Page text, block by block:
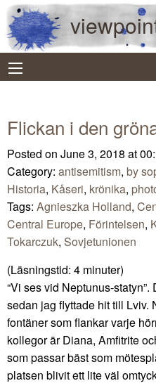
Flickan i den
Posted on June 3, 2018 at
Category: antisemitism, by
Historia, Kåseri, krönika,
Tags: Agnieszka Holland,
Central Europe, Förintelsen,
Tokarczuk, Sovjetunionen
(Läsningstid: 4 minuter)
“Vi ses vid Neptunus-
sedan jag flyttade hit till Lviv.
fontäner som flankar varje
kollegor är Diana, Amfitrite
som passar bäst som
platsen blivit ett lite väl